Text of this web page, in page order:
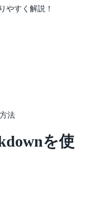
やすく解説！
法
を使